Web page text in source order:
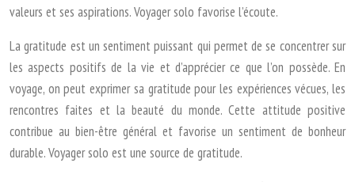
valeurs et ses aspirations. Voyager solo favorise l’écoute.
La gratitude est un sentiment puissant qui permet de se concentrer sur
les aspects positifs de la vie et d’apprécier ce que l’on possède. En
voyage, on peut exprimer sa gratitude pour les expériences vécues, les
rencontres faites et la beauté du monde. Cette attitude positive
contribue au bien-être général et favorise un sentiment de bonheur
durable. Voyager solo est une source de gratitude.